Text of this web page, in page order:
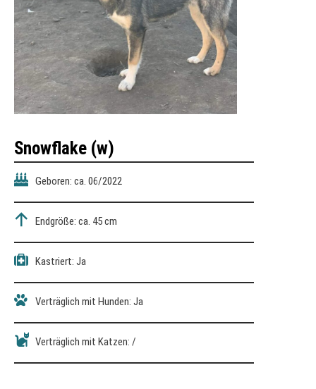
Snowflake (w)
Geboren: ca. 06/2022
Endgröße: ca. 45 cm
Kastriert: Ja
Verträglich mit Hunden: Ja
Verträglich mit Katzen: /